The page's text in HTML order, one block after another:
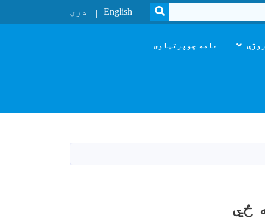
SEARCH
English دری
عامه چوپرتیاوی
ځي